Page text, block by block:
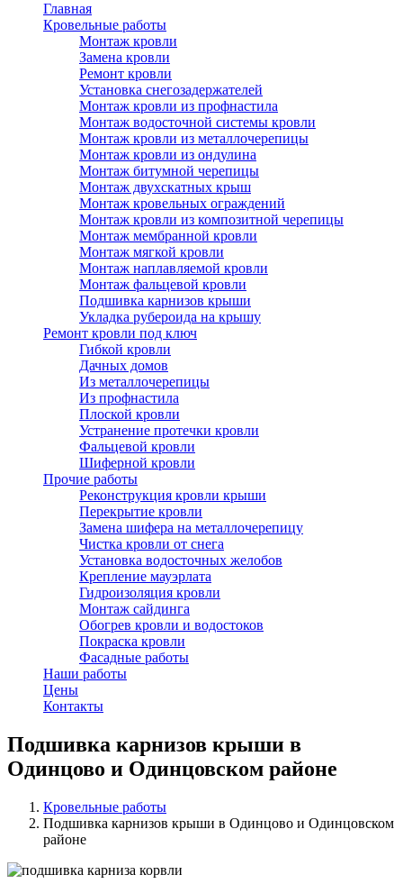
Главная
Кровельные работы
Монтаж кровли
Замена кровли
Ремонт кровли
Установка снегозадержателей
Монтаж кровли из профнастила
Монтаж водосточной системы кровли
Монтаж кровли из металлочерепицы
Монтаж кровли из ондулина
Монтаж битумной черепицы
Монтаж двухскатных крыш
Монтаж кровельных ограждений
Монтаж кровли из композитной черепицы
Монтаж мембранной кровли
Монтаж мягкой кровли
Монтаж наплавляемой кровли
Монтаж фальцевой кровли
Подшивка карнизов крыши
Укладка рубероида на крышу
Ремонт кровли под ключ
Гибкой кровли
Дачных домов
Из металлочерепицы
Из профнастила
Плоской кровли
Устранение протечки кровли
Фальцевой кровли
Шиферной кровли
Прочие работы
Реконструкция кровли крыши
Перекрытие кровли
Замена шифера на металлочерепицу
Чистка кровли от снега
Установка водосточных желобов
Крепление мауэрлата
Гидроизоляция кровли
Монтаж сайдинга
Обогрев кровли и водостоков
Покраска кровли
Фасадные работы
Наши работы
Цены
Контакты
Подшивка карнизов крыши в
Одинцово и Одинцовском районе
Кровельные работы
Подшивка карнизов крыши в Одинцово и Одинцовском
районе